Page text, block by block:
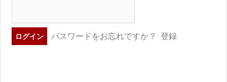
パスワードをお忘れですか？ 登録